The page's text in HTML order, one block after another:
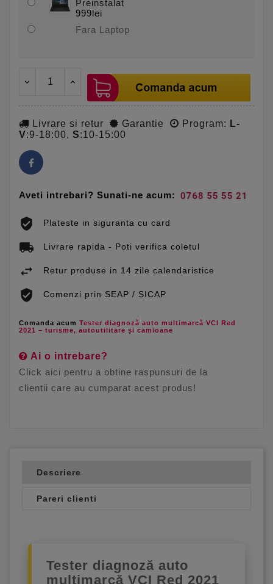
Preinstalat
999lei
Fara Laptop
Livrare si retur Garantie Program: L-
V:9-18:00, S:10-15:00
Aveti intrebari? Sunati-ne acum:
Plateste in siguranta cu card
Livrare rapida - Poti verifica coletul
Retur produse in 14 zile calendaristice
Comenzi prin SEAP / SICAP
Comanda acum Tester diagnoză auto multimarcă VCI Red
2021 – turisme, autoutilitare și camioane
Ai o intrebare?
Click aici pentru a obtine raspunsuri de la
clientii care au cumparat acest produs!
Descriere
Pareri clienti
Tester diagnoză auto
multimarcă VCI Red 2021